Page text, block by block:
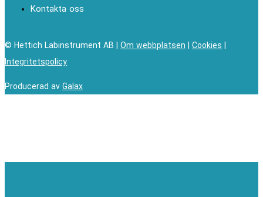
Kontakta oss
© Hettich Labinstrument AB | Om webbplatsen | Cookies |
Integritetspolicy
Producerad av Galax